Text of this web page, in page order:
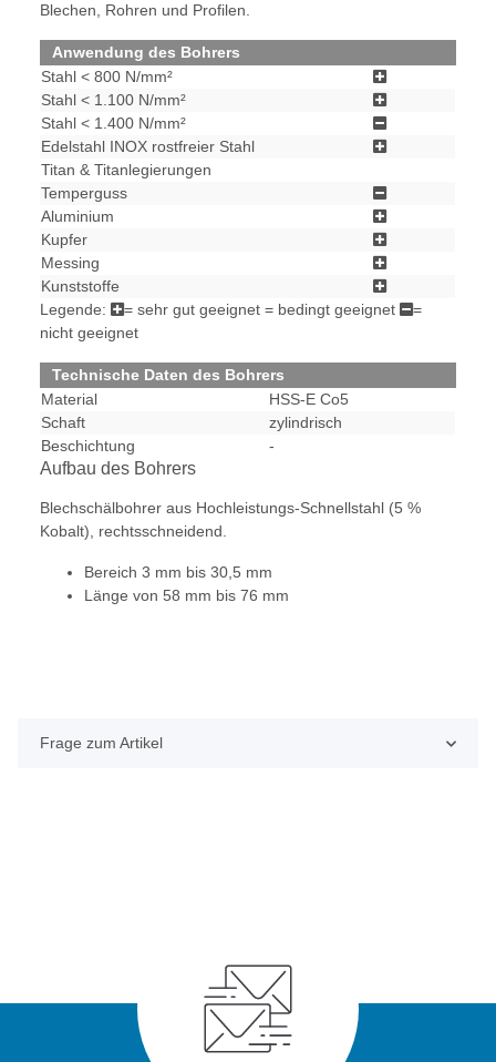
Blechen, Rohren und Profilen.
Anwendung des Bohrers
Stahl < 800 N/mm²
Stahl < 1.100 N/mm²
Stahl < 1.400 N/mm²
Edelstahl INOX rostfreier Stahl
Titan & Titanlegierungen
Temperguss
Aluminium
Kupfer
Messing
Kunststoffe
Legende:
= sehr gut geeignet = bedingt geeignet
=
nicht geeignet
Technische Daten des Bohrers
Material
HSS-E Co5
Schaft
zylindrisch
Beschichtung
-
Aufbau des Bohrers
Blechschälbohrer aus Hochleistungs-Schnellstahl (5 %
Kobalt), rechtsschneidend.
Bereich 3 mm bis 30,5 mm
Länge von 58 mm bis 76 mm
Frage zum Artikel